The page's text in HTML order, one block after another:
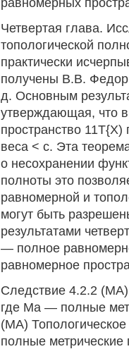
равномерных
Четвертая глава.
топологической
практически
получены В.В.
д. Основным
утверждающая, что
пространство 11Т{Х)
веса < с. Эта
о несохранении
полноты это
равномерной и
могут быть
результатами
— полное
равномерное
Следствие 4.2.2 (МА)
где Ма — полные
(МА)
полные метрические